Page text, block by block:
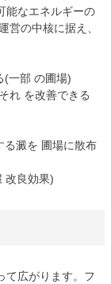
能なエネルギーの
営の中核に据え、
(一部 の圃場)
れ を改善できる
る澱を 圃場に散布
改良効果)
て広がります。フ